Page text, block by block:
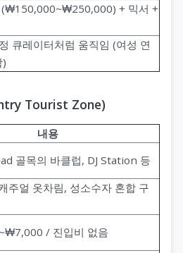
(₩150,000~₩250,000) + 믹서 +
큐레이터처럼 움직임 (여성 연
Tourist Zone)
내용
골목의 바클럽, DJ Station 등
주얼 옷차림, 성소수자 혼합 구
/ 진입비 없음